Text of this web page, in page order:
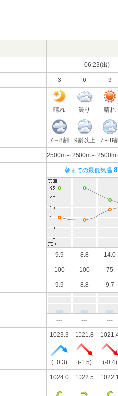
06:23(出)
3 6 9
晴れ 曇り 晴れ
7～8割 9割以上 7～8
2500m～ 2500m～ 2500m
朝までの最低気温
9.9 8.8 14.0
100 100 75
9.9 8.8 9.7
--- --- ---
1023.3 1021.8
(+0.3) (-1.5) (-0.4)
1024.0 1022.5